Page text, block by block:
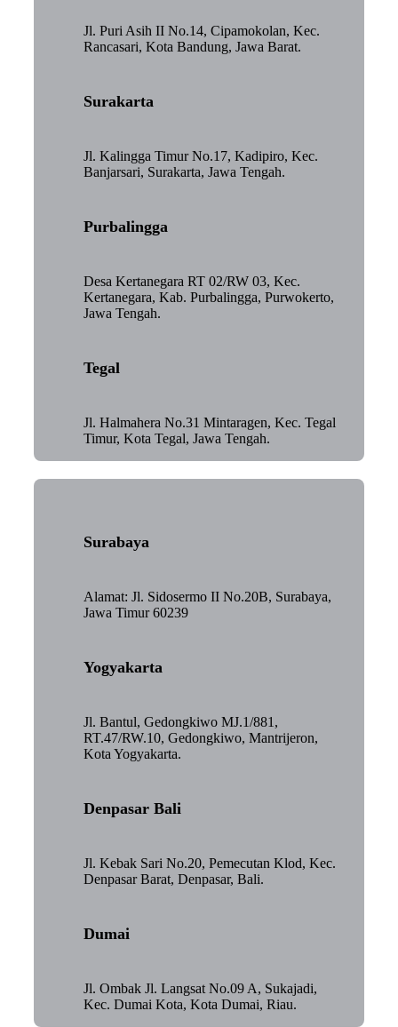
Jl. Puri Asih II No.14, Cipamokolan, Kec.
Rancasari, Kota Bandung, Jawa Barat.
Surakarta
Jl. Kalingga Timur No.17, Kadipiro, Kec.
Banjarsari, Surakarta, Jawa Tengah.
Purbalingga
Desa Kertanegara RT 02/RW 03, Kec.
Kertanegara, Kab. Purbalingga, Purwokerto,
Jawa Tengah.
Tegal
Jl. Halmahera No.31 Mintaragen, Kec. Tegal
Timur, Kota Tegal, Jawa Tengah.
Surabaya
Alamat: Jl. Sidosermo II No.20B, Surabaya,
Jawa Timur 60239
Yogyakarta
Jl. Bantul, Gedongkiwo MJ.1/881,
RT.47/RW.10, Gedongkiwo, Mantrijeron,
Kota Yogyakarta.
Denpasar Bali
Jl. Kebak Sari No.20, Pemecutan Klod, Kec.
Denpasar Barat, Denpasar, Bali.
Dumai
Jl. Ombak Jl. Langsat No.09 A, Sukajadi,
Kec. Dumai Kota, Kota Dumai, Riau.